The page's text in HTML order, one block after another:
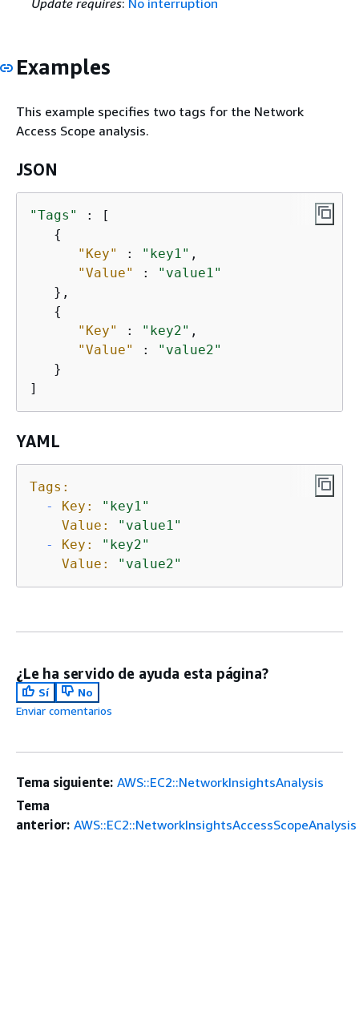
Update requires: No interruption
Examples
This example specifies two tags for the Network
Access Scope analysis.
JSON
"Tags"
: [
{
"Key"
: "key1" ,
"Value"
:
"value1"
   },
{
"Key"
: "key2" ,
"Value"
:
"value2"
   }
]
YAML
Tags:
-
Key:
"key1"
Value:
"value1"
-
Key:
"key2"
Value:
"value2"
¿Le ha servido de ayuda esta página?
Sí
No
Enviar comentarios
Tema siguiente: AWS::EC2::NetworkInsightsAnalysis
Tema
anterior: AWS::EC2::NetworkInsightsAccessScopeAnalysis